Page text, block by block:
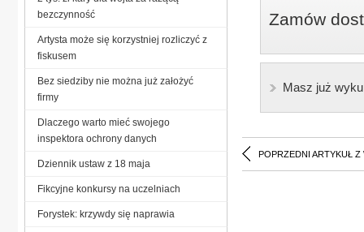
Zamów
Masz już
POPRZEDNI ARTYKUŁ Z
bezczynność
Artysta może się korzystniej rozliczyć z
fiskusem
Bez siedziby nie można już założyć
firmy
Dlaczego warto mieć swojego
inspektora ochrony danych
Dziennik ustaw z 18 maja
Fikcyjne konkursy na uczelniach
Forystek: krzywdy się naprawia